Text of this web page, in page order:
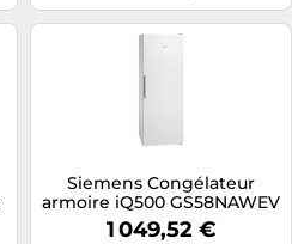
Siemens Congélateur
armoire iQ500 GS58NAWEV
366 L Froid ventilé Blanc
1 049,52 €